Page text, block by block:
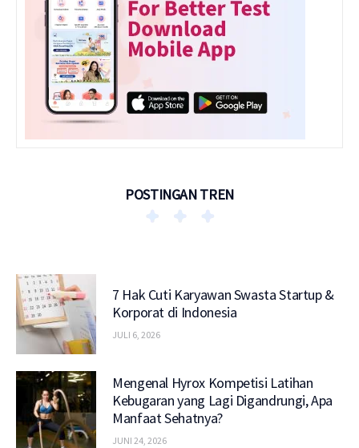
POSTINGAN TREN
7 Hak Cuti Karyawan Swasta Startup &
Korporat di Indonesia
JULI 6, 2026
Mengenal Hyrox Kompetisi Latihan
Kebugaran yang Lagi Digandrungi, Apa
Manfaat Sehatnya?
JUNI 24, 2026